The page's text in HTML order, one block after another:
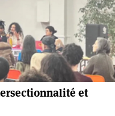
et